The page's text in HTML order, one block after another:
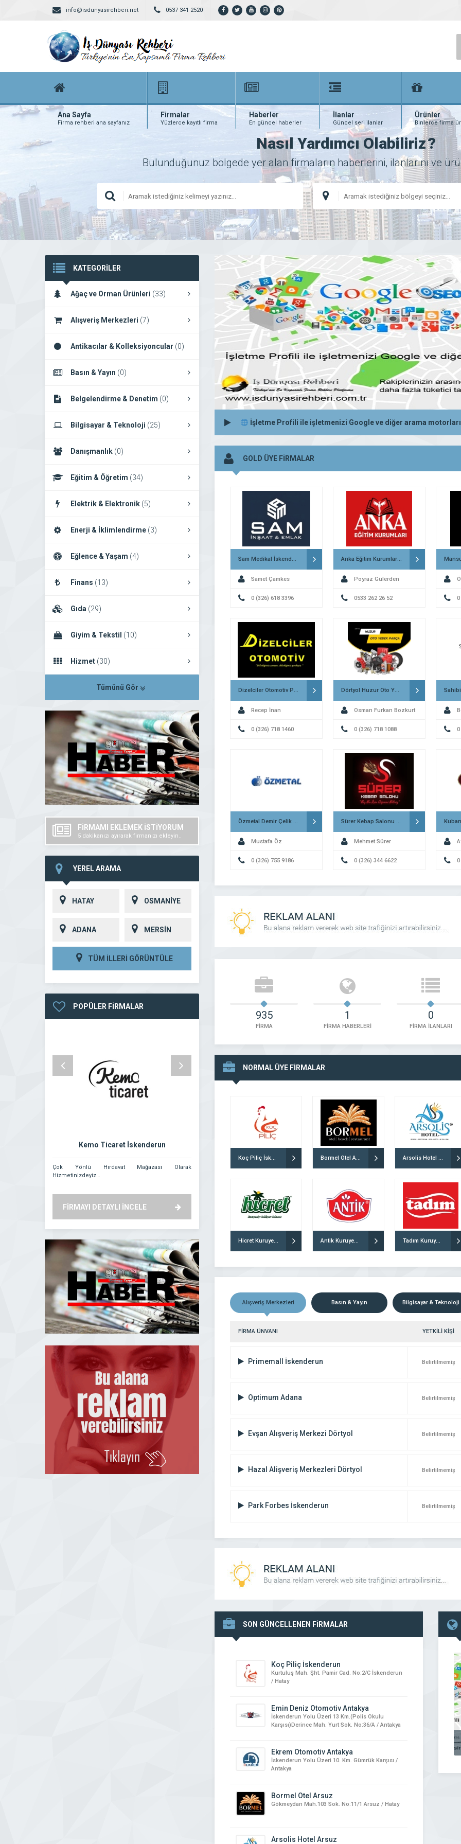
info@isdunyasirehberi.net 0537 341 2520
Ana Sayfa
Firma rehberi ana sayfanız
Firmalar
Yüzlerce kayıtlı firma
Haberler
En güncel haberler
İlanlar
Güncel seri ilanlar
Ürünler
Binlerce firma
Nasıl Yardımcı Olabiliriz?
Bulunduğunuz bölgede yer alan firmaların haberlerini, ilanlarını ve
KATEGORİLER
Ağaç ve Orman Ürünleri (33)
Alışveriş Merkezleri (7)
Antikacılar & Kolleksiyoncular (0)
Basın & Yayın (0)
Belgelendirme & Denetim (0)
Bilgisayar & Teknoloji (25)
Danışmanlık (0)
Eğitim & Öğretim (34)
Elektrik & Elektronik (5)
Enerji & İklimlendirme (3)
Eğlence & Yaşam (4)
Finans (13)
Gıda (29)
Giyim & Tekstil (10)
Hizmet (30)
Tümünü Gör
FİRMAMI EKLEMEK İSTİYORUM
5 dakikanızı ayırarak firmanızı ekleyin..
YEREL ARAMA
HATAY OSMANİYE
ADANA MERSİN
TÜM İLLERİ GÖRÜNTÜLE
POPÜLER FİRMALAR
Kemo Ticaret İskenderun
Çok Yönlü Hırdavat Mağazası Olarak
Hizmetinizdeyiz…
FİRMAYI DETAYLI İNCELE
Aydın Kuyumculuk sektörde perakende satış
müşteri memnuniyeti güvenirliği ve saygınlığı ile
bilinen firma “mükemmel bir hizmet şirketi” olma
prensibiyle yola çıkıp bu alanda kendisini sürekli
FİRMAYI DETAYLI İNCELE
Eser Kuyumculuk Osmaniye
En yeni en trend ve en iyi fiyat garantili
FİRMAYI DETAYLI İNCELE
İşletme Profili ile işletmenizi Google ve diğer arama
GOLD ÜYE FİRMALAR
Sam Medikal İskenderun
Samet Çamkes
0 (326) 618 3396
Anka Eğitim Kurumları İskenderun
Poyraz Gülerden
0533 262 26 52 0
Dizelciler Otomotiv Payas
Recep İnan
0 (326) 718 1460
Dörtyol Huzur Oto Yedek Parça
Osman Furkan Bozkurt
0 (326) 718 1088 0
Özmetal Demir Çelik ve Kömür Payas
Mustafa Öz
0 (326) 755 9186
Sürer Kebap Salonu Kırıkhan
Mehmet Sürer
0 (326) 344 6622 0
935
FİRMA
1
FİRMA HABERLERİ
0
FİRMA İLANLARI
NORMAL ÜYE FİRMALAR
Koç Piliç İskenderun Bormel Otel Arsuz Arsolis Hotel Arsuz
Hicret Kuruyemiş Kayseri Antik Kuruyemiş İstanbul Tadım Kuruyemiş Kocaeli
Alışveriş Merkezleri Basın & Yayın Bilgisayar & Teknoloji
FİRMA ÜNVANI YETKİLİ KİŞİ
Primemall İskenderun Belirtilmemiş
Optimum Adana Belirtilmemiş
Evşan Alışveriş Merkezi Dörtyol Belirtilmemiş
Hazal Alişveriş Merkezleri Dörtyol Belirtilmemiş
Park Forbes İskenderun Belirtilmemiş
SON GÜNCELLENEN FİRMALAR
Koç Piliç İskenderun
Kurtuluş Mah. Şht. Pamir Cad. No:2/C İskenderun
/ Hatay
Emin Deniz Otomotiv Antakya
İskenderun Yolu Üzeri 13 Km.(Polis Okulu
Karşısı)Derince Mah. Yurt Sok. No:36/A / Antakya
Ekrem Otomotiv Antakya
İskenderun Yolu Üzeri 10. Km. Gümrük Karşısı /
Antakya
Bormel Otel Arsuz
Gökmeydan Mah.103 Sok. No:11/1 Arsuz / Hatay
Arsolis Hotel Arsuz